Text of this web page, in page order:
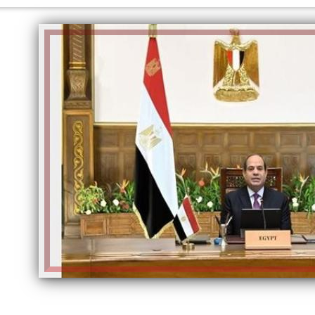
إلهام شرشر تكتب: دي مبقتش كورة..
دي سياسة
الكاتبة إلهام شرشر تهنئ الرئيس
السيسي بعيد ميلاده وتُشيد بجهوده
في بناء الدولة